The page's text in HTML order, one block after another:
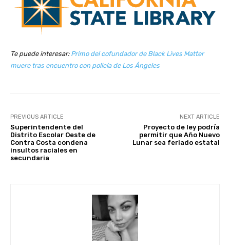
Te puede interesar:Primo del cofundador de Black Lives Matter
muere tras encuentro con policía de Los Ángeles
PREVIOUS ARTICLE
Superintendente del
Distrito Escolar Oeste de
Contra Costa condena
insultos raciales en
secundaria
NEXT ARTICLE
Proyecto de ley podría
permitir que Año Nuevo
Lunar sea feriado estatal